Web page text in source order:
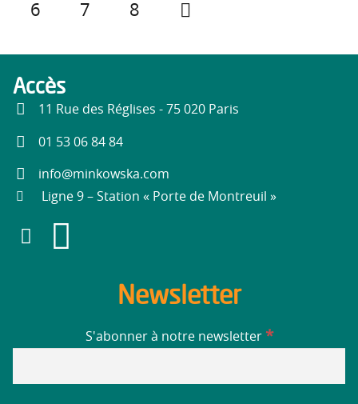
6 7 8
Accès
11 Rue des Réglises - 75 020 Paris
01 53 06 84 84
info@minkowska.com
Ligne 9 – Station « Porte de Montreuil »
Newsletter
S'abonner à notre newsletter *